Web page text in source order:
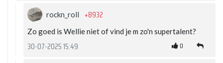
rockn_roll +8932
Zo goed is Wellie niet of vind je m zo'n supertalent?
30-07-2025 15:49 0